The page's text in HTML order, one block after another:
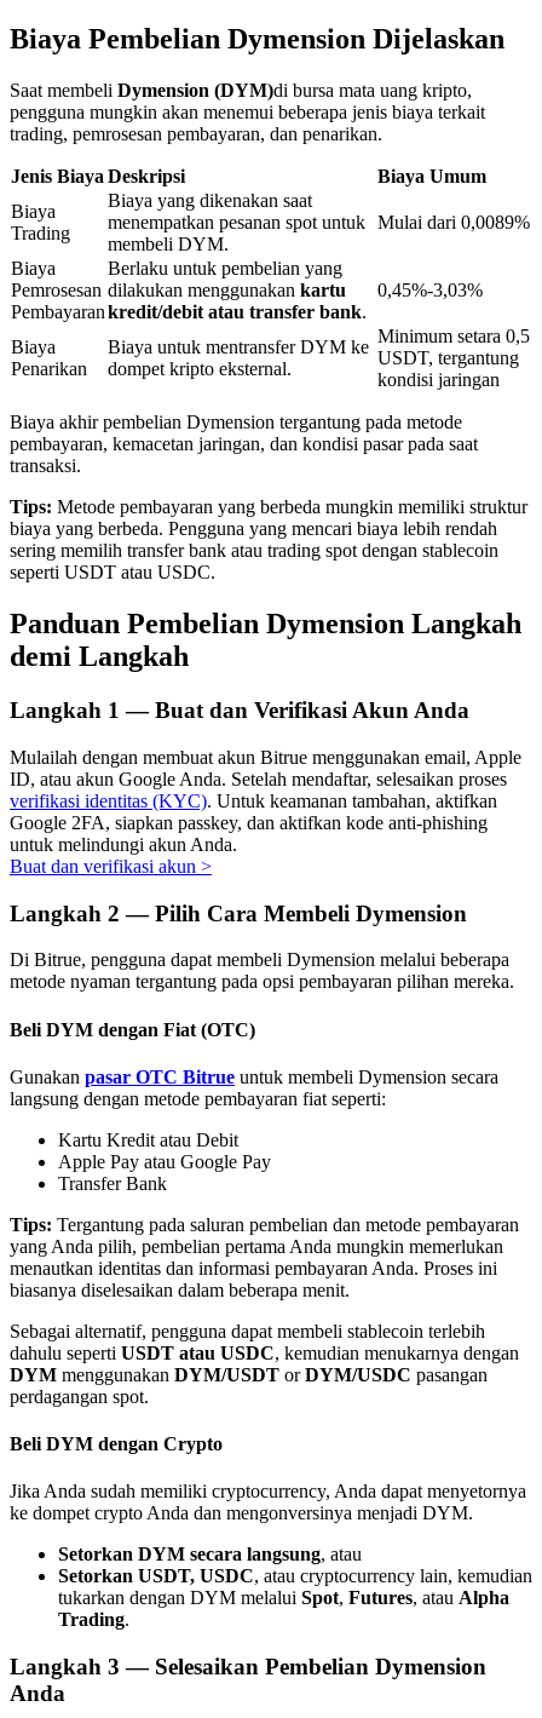
Investasi eksklusif untuk pemegang BTR
Pinjaman
Investasi Otomatis
Pelajari tentang mendapatkan penghasilan pasif
Bitrue
AI
Mitra Bitrue
Hingga 65% Komisi!
Biaya Pembelian Dymension Dijelaskan
Saat membeli Dymension (DYM)di bursa mata uang kripto,
pengguna mungkin akan menemui beberapa jenis biaya terkait
trading, pemrosesan pembayaran, dan penarikan.
Jenis Biaya Deskripsi
Biaya Umum
Biaya
Trading
Biaya yang dikenakan saat
menempatkan pesanan spot untuk
membeli DYM.
Mulai dari 0,0089%
Biaya
Pemrosesan
Pembayaran
Berlaku untuk pembelian yang
dilakukan menggunakan kartu
kredit/debit atau transfer bank.
0,45%-3,03%
Biaya
Penarikan
Biaya untuk mentransfer DYM ke
dompet kripto eksternal.
Minimum setara 0,5
USDT, tergantung
kondisi jaringan
Biaya akhir pembelian Dymension tergantung pada metode
pembayaran, kemacetan jaringan, dan kondisi pasar pada saat
transaksi.
Tips: Metode pembayaran yang berbeda mungkin memiliki struktur
biaya yang berbeda. Pengguna yang mencari biaya lebih rendah
sering memilih transfer bank atau trading spot dengan stablecoin
seperti USDT atau USDC.
Panduan Pembelian Dymension Langkah
demi Langkah
Langkah 1 —Buat dan Verifikasi Akun Anda
Mulailah dengan membuat akun Bitrue menggunakan email, Apple
ID, atau akun Google Anda. Setelah mendaftar, selesaikan proses
verifikasi identitas (KYC). Untuk keamanan tambahan, aktifkan
Google 2FA, siapkan passkey, dan aktifkan kode anti-phishing
untuk melindungi akun Anda.
Buat dan verifikasi akun >
Langkah 2 — Pilih Cara Membeli Dymension
Di Bitrue, pengguna dapat membeli Dymension melalui beberapa
metode nyaman tergantung pada opsi pembayaran pilihan mereka.
Beli DYM dengan Fiat (OTC)
Gunakan pasar OTC Bitrue untuk membeli Dymension secara
langsung dengan metode pembayaran fiat seperti:
Kartu Kredit atau Debit
Apple Pay atau Google Pay
Transfer Bank
Tips: Tergantung pada saluran pembelian dan metode pembayaran
yang Anda pilih, pembelian pertama Anda mungkin memerlukan
menautkan identitas dan informasi pembayaran Anda. Proses ini
biasanya diselesaikan dalam beberapa menit.
Sebagai alternatif, pengguna dapat membeli stablecoin terlebih
dahulu seperti USDT atau USDC, kemudian menukarnya dengan
DYM menggunakan DYM/USDT orDYM/USDC pasangan
perdagangan spot.
Beli DYM dengan Crypto
Jika Anda sudah memiliki cryptocurrency, Anda dapat menyetornya
ke dompet crypto Anda dan mengonversinya menjadi DYM.
Setorkan DYM secara langsung, atau
Setorkan USDT, USDC, atau cryptocurrency lain, kemudian
tukarkan dengan DYM melalui Spot, Futures, atau Alpha
Trading.
Langkah 3 — Selesaikan Pembelian Dymension
Anda